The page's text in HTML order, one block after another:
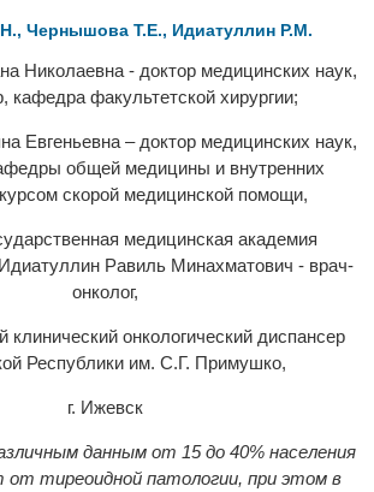
Чернышова Т.Е., Идиатуллин Р.М.
Николаевна - доктор медицинских наук,
кафедра факультетской хирургии;
Евгеньевна – доктор медицинских наук,
общей медицины и внутренних
скорой медицинской помощи,
медицинская академия
Равиль Минахматович - врач-
онколог,
клинический онкологический диспансер
Республики им. С.Г. Примушко,
г. Ижевск
данным от 15 до 40% населения
тиреоидной патологии, при этом в